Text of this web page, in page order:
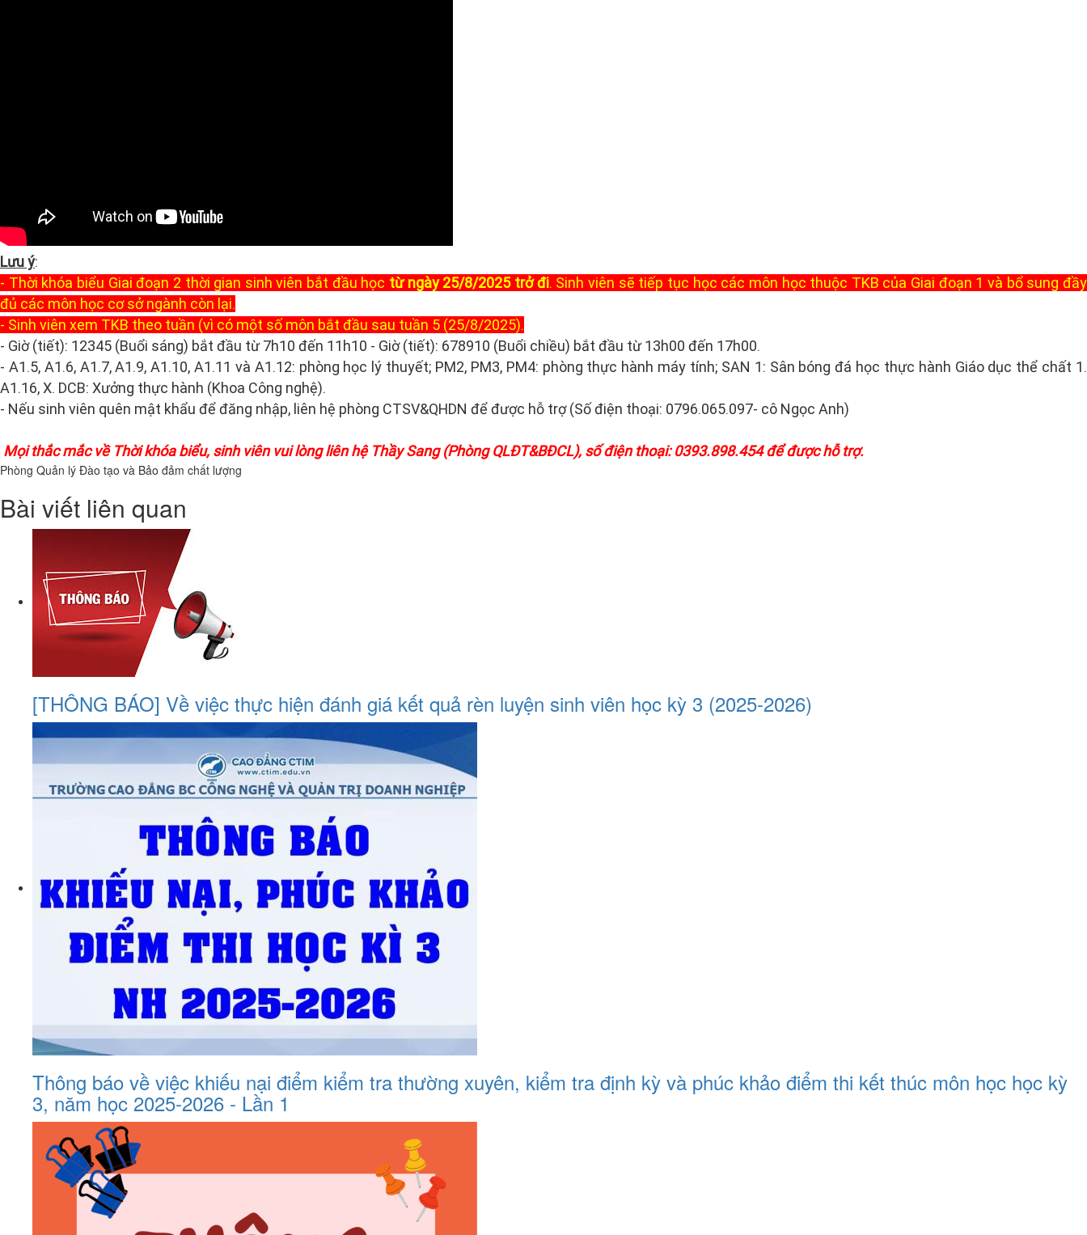
Lưu ý:
- Thời khóa biểu Giai đoạn 2 thời gian sinh viên bắt đầu học từ ngày 25/8/2025 trở đi. Sinh viên sẽ tiếp tục học các môn học thuộc TKB của Giai đoạn 1 và bổ sung đầy
đủ các môn học cơ sở ngành còn lại.
- Sinh viên xem TKB theo tuần (vì có một số môn bắt đầu sau tuần 5 (25/8/2025).
- Giờ (tiết): 12345 (Buổi sáng) bắt đầu từ 7h10 đến 11h10 - Giờ (tiết): 678910 (Buổi chiều) bắt đầu từ 13h00 đến 17h00.
- A1.5, A1.6, A1.7, A1.9, A1.10, A1.11 và A1.12: phòng học lý thuyết; PM2, PM3, PM4: phòng thực hành máy tính; SAN 1: Sân bóng đá học thực hành Giáo dục thể chất 1.
A1.16, X. DCB: Xưởng thực hành (Khoa Công nghệ).
- Nếu sinh viên quên mật khẩu để đăng nhập, liên hệ phòng CTSV&QHDN để được hỗ trợ (Số điện thoại: 0796.065.097- cô Ngọc Anh)
Mọi thắc mắc về Thời khóa biểu, sinh viên vui lòng liên hệ Thầy Sang (Phòng QLĐT&BĐCL), số điện thoại: 0393.898.454 để được hỗ trợ.
Phòng Quản lý Đào tạo và Bảo đảm chất lượng
Bài viết liên quan
[THÔNG BÁO] Về việc thực hiện đánh giá kết quả rèn luyện sinh viên học kỳ 3 (2025-2026)
Thông báo về việc khiếu nại điểm kiểm tra thường xuyên, kiểm tra định kỳ và phúc khảo điểm thi kết thúc môn học học kỳ
3, năm học 2025-2026 - Lần 1